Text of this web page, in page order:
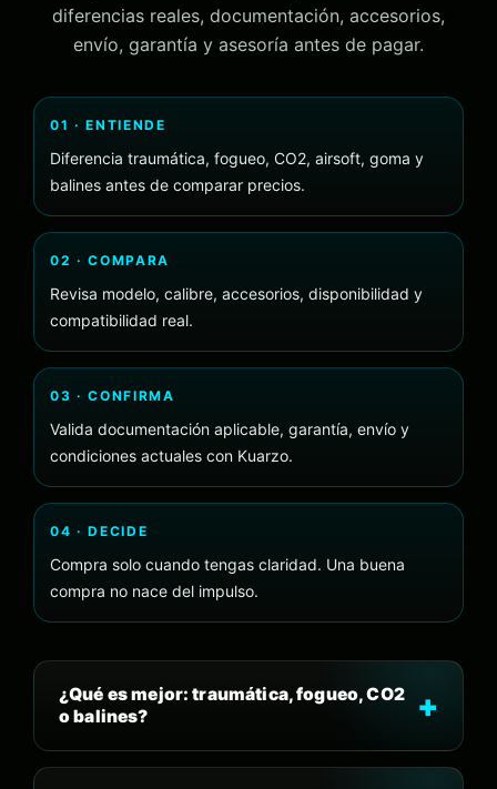
diferencias reales, documentación, accesorios,
envío, garantía y asesoría antes de pagar.
01 · ENTIENDE
Diferencia traumática, fogueo, CO2, airsoft, goma y
balines antes de comparar precios.
02 · COMPARA
Revisa modelo, calibre, accesorios, disponibilidad y
compatibilidad real.
03 · CONFIRMA
Valida documentación aplicable, garantía, envío y
condiciones actuales con Kuarzo.
04 · DECIDE
Compra solo cuando tengas claridad. Una buena
compra no nace del impulso.
¿Qué es mejor: traumática, fogueo, CO2
o balines?